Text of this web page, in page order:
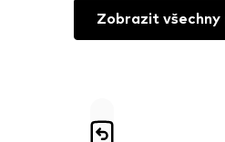
Zobrazit